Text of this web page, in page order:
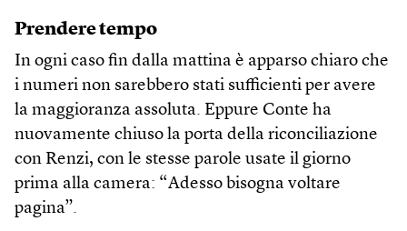
Prendere tempo
In ogni caso fin dalla mattina è apparso chiaro che
i numeri non sarebbero stati sufficienti per avere
la maggioranza assoluta. Eppure Conte ha
nuovamente chiuso la porta della riconciliazione
con Renzi, con le stesse parole usate il giorno
prima alla camera: “Adesso bisogna voltare
pagina”.